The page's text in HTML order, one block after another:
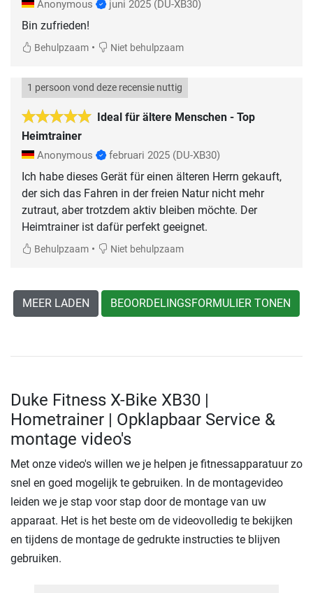
Anonymous juni 2025 (DU-XB30)
Bin zufrieden!
Behulpzaam • Niet behulpzaam
Ideal für ältere Menschen - Top
Heimtrainer
1 persoon vond deze recensie nuttig
Anonymous februari 2025 (DU-XB30)
Ich habe dieses Gerät für einen älteren Herrn gekauft,
der sich das Fahren in der freien Natur nicht mehr
zutraut, aber trotzdem aktiv bleiben möchte. Der
Heimtrainer ist dafür perfekt geeignet.
Behulpzaam • Niet behulpzaam
MEER LADEN BEOORDELINGSFORMULIER TONEN
Duke Fitness X-Bike XB30 |
Hometrainer | Opklapbaar Service &
montage video's
Met onze video's willen we je helpen je fitnessapparatuur zo
snel en goed mogelijk te gebruiken. In de montagevideo
leiden we je stap voor stap door de montage van uw
apparaat. Het is het beste om de videovolledig te bekijken
en tijdens de montage de gedrukte instructies te blijven
gebruiken.